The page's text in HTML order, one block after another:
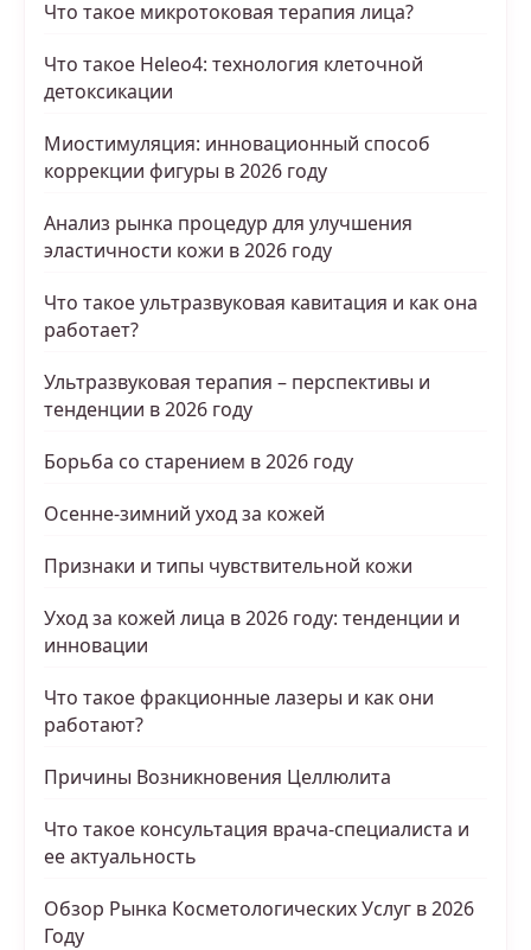
Что такое микротоковая терапия лица?
Что такое Heleo4: технология клеточной
детоксикации
Миостимуляция: инновационный способ
коррекции фигуры в 2026 году
Анализ рынка процедур для улучшения
эластичности кожи в 2026 году
Что такое ультразвуковая кавитация и как она
работает?
Ультразвуковая терапия – перспективы и
тенденции в 2026 году
Борьба со старением в 2026 году
Осенне-зимний уход за кожей
Признаки и типы чувствительной кожи
Уход за кожей лица в 2026 году: тенденции и
инновации
Что такое фракционные лазеры и как они
работают?
Причины Возникновения Целлюлита
Что такое консультация врача-специалиста и
ее актуальность
Обзор Рынка Косметологических Услуг в 2026
Году